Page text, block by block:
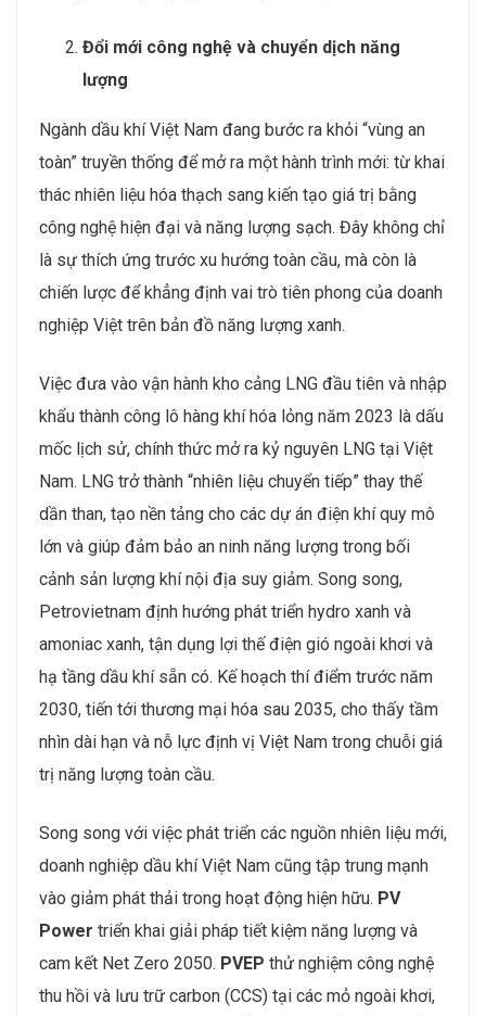
Đổi mới công nghệ và chuyển dịch năng
lượng
Ngành dầu khí Việt Nam đang bước ra khỏi “vùng an
toàn” truyền thống để mở ra một hành trình mới: từ khai
thác nhiên liệu hóa thạch sang kiến tạo giá trị bằng
công nghệ hiện đại và năng lượng sạch. Đây không chỉ
là sự thích ứng trước xu hướng toàn cầu, mà còn là
chiến lược để khẳng định vai trò tiên phong của doanh
nghiệp Việt trên bản đồ năng lượng xanh.
Việc đưa vào vận hành kho cảng LNG đầu tiên và nhập
khẩu thành công lô hàng khí hóa lỏng năm 2023 là dấu
mốc lịch sử, chính thức mở ra kỷ nguyên LNG tại Việt
Nam. LNG trở thành “nhiên liệu chuyển tiếp” thay thế
dần than, tạo nền tảng cho các dự án điện khí quy mô
lớn và giúp đảm bảo an ninh năng lượng trong bối
cảnh sản lượng khí nội địa suy giảm. Song song,
Petrovietnam định hướng phát triển hydro xanh và
amoniac xanh, tận dụng lợi thế điện gió ngoài khơi và
hạ tầng dầu khí sẵn có. Kế hoạch thí điểm trước năm
2030, tiến tới thương mại hóa sau 2035, cho thấy tầm
nhìn dài hạn và nỗ lực định vị Việt Nam trong chuỗi giá
trị năng lượng toàn cầu.
Song song với việc phát triển các nguồn nhiên liệu mới,
doanh nghiệp dầu khí Việt Nam cũng tập trung mạnh
vào giảm phát thải trong hoạt động hiện hữu. PV
Power triển khai giải pháp tiết kiệm năng lượng và
cam kết Net Zero 2050. PVEP thử nghiệm công nghệ
thu hồi và lưu trữ carbon (CCS) tại các mỏ ngoài khơi,